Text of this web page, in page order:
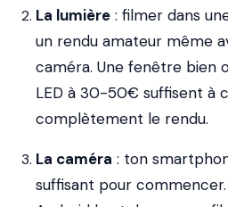
La lumière : filmer dans
un rendu amateur même
caméra. Une fenêtre bien
LED à 30-50€ suffisent à
complètement le rendu.
La caméra : ton
suffisant pour